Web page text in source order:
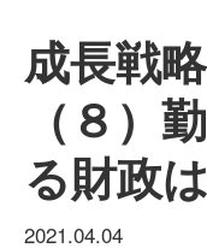
成長戦
（８）
る財政
2021.04.04